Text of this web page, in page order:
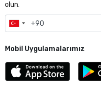
olun.
Mobil Uygulamalarımız